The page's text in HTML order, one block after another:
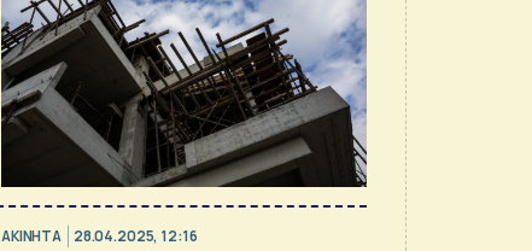
ΑΚΙΝΗΤΑ 28.04.2025, 12:16